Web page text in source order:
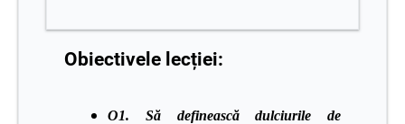
Obiectivele lecției:
O1. Să definească dulciurile de